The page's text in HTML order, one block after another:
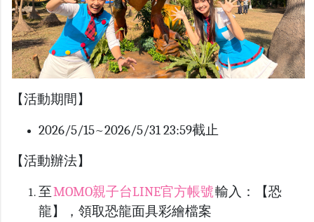
【活動期間】
2026/5/15~2026/5/31 23:59截止
【活動辦法】
至MOMO親子台LINE官方帳號輸入：【恐
龍】，領取恐龍面具彩繪檔案